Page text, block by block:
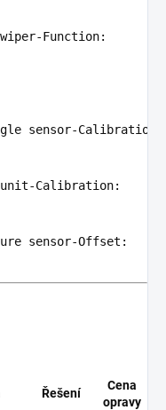
wiper-Function:
sensor-Calibration
unit-Calibration:
sensor-Offset :
Řešení
Cena
opravy